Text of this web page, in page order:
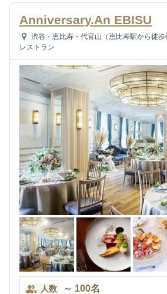
Anniversary.An EBISU
渋谷・恵比寿・代官山（恵比寿駅から徒歩
レストラン
人数 ～ 100名